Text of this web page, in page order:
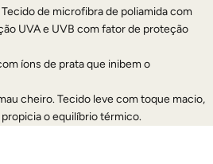
de microfibra de poliamida com
UVA e UVB com fator de proteção
íons de prata que inibem o
cheiro. Tecido leve com toque macio,
o equilíbrio térmico.